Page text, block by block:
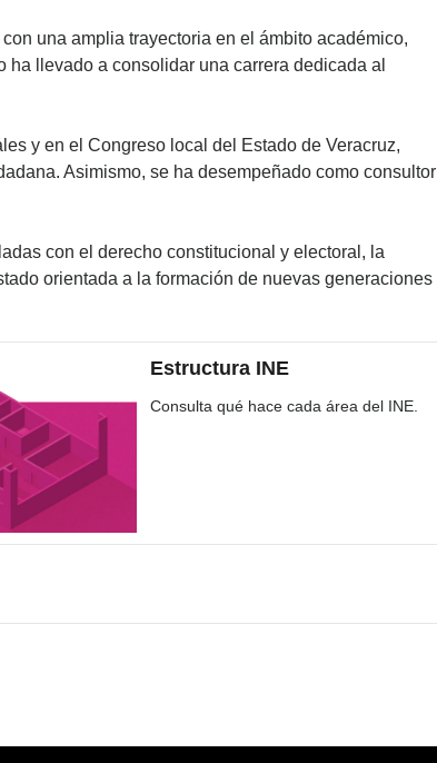
una amplia trayectoria en el ámbito académico,
llevado a consolidar una carrera dedicada al
y en el Congreso local del Estado de Veracruz,
Asimismo, se ha desempeñado como consultor
con el derecho constitucional y electoral, la
orientada a la formación de nuevas generaciones
Estructura INE
Consulta qué hace cada área del INE.